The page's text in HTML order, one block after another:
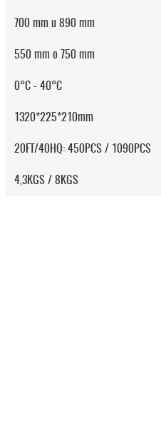
700 mm u 890 mm
550 mm o 750 mm
0°C - 40°C
1320*225*210mm
20FT/40HQ: 450PCS / 1090PCS
4,3KGS / 8KGS